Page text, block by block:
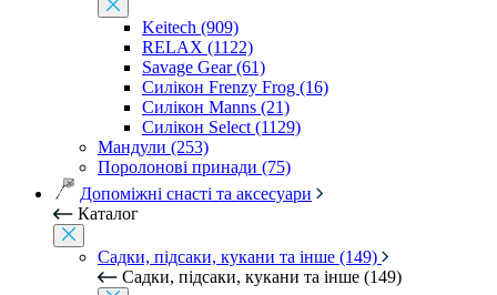
Keitech (909)
RELAX (1122)
Savage Gear (61)
Силікон Frenzy Frog (16)
Силікон Manns (21)
Силікон Select (1129)
Мандули (253)
Поролонові принади (75)
Допоміжні снасті та аксесуари
Каталог
Садки, підсаки, кукани та інше (149)
Садки, підсаки, кукани та інше (149)